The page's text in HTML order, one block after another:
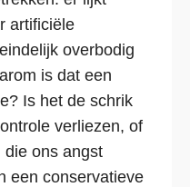
artificiële
overbodig
is dat een
Is het de schrik
verliezen, of
die ons angst
een conservatieve